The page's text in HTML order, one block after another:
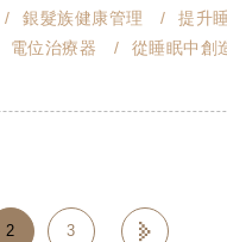
銀髮族健康管理 提升
電位治療器 從睡眠中創
2 3